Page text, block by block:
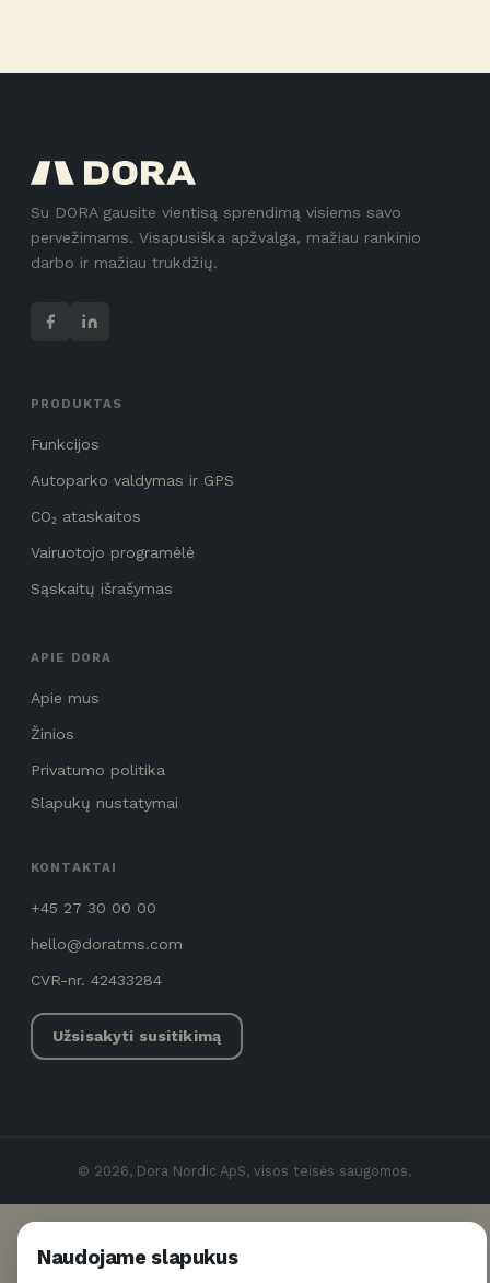
Su DORA gausite vientisą sprendimą visiems savo
pervežimams. Visapusiška apžvalga, mažiau rankinio
darbo ir mažiau trukdžių.
PRODUKTAS
Funkcijos
Autoparko valdymas ir GPS
CO₂ ataskaitos
Vairuotojo programėlė
Sąskaitų išrašymas
APIE DORA
Apie mus
Žinios
Privatumo politika
Slapukų nustatymai
KONTAKTAI
+45 27 30 00 00
hello@doratms.com
CVR-nr. 42433284
Užsisakyti susitikimą
© 2026, Dora Nordic ApS, visos teisės saugomos.
Naudojame slapukus